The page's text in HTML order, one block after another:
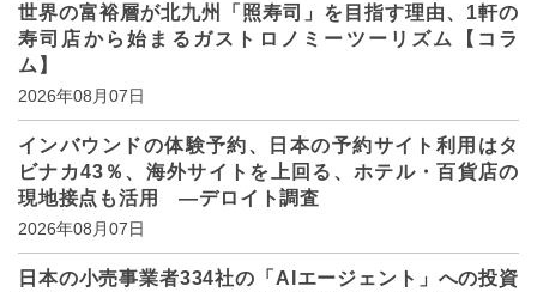
世界の富裕層が北九州「照寿司」を目指す理由、1軒の
寿司店から始まるガストロノミーツーリズム【コラ
ム】
2026年08月07日
インバウンドの体験予約、日本の予約サイト利用はタ
ビナカ43％、海外サイトを上回る、ホテル・百貨店の
現地接点も活用 ―デロイト調査
2026年08月07日
日本の小売事業者334社の「AIエージェント」への投資